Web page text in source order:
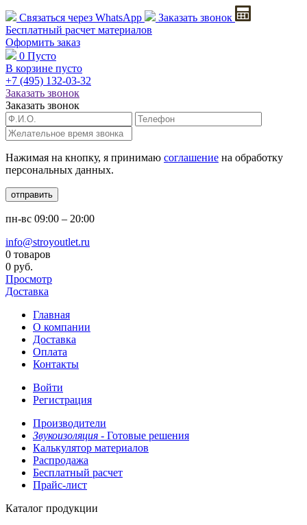
Связаться через WhatsApp
Заказать звонок
Бесплатный расчет материалов
Оформить заказ
0 Пусто
В корзине пусто
+7 (495) 132-03-32
Заказать звонок
Заказать звонок
Нажимая на кнопку, я принимаю соглашение на обработку
персональных данных.
отправить
пн-вс 09:00 – 20:00
info@stroyoutlet.ru
0 товаров
0 руб.
Просмотр
Доставка
Главная
О компании
Доставка
Оплата
Контакты
Войти
Регистрация
Производители
Звукоизоляция - Готовые решения
Калькулятор материалов
Распродажа
Бесплатный расчет
Прайс-лист
Каталог продукции